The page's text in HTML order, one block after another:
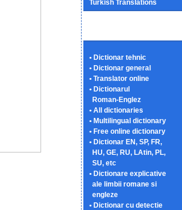
Turkish Translations
• Dictionar tehnic
• Dictionar general
• Translator online
• Dictionarul
Roman-Englez
• All dictionaries
• Multilingual dictionary
• Free online dictionary
• Dictionar EN, SP, FR,
HU, GE, RU, LAtin, PL,
SU, etc
• Dictionare explicative
ale limbii romane si
engleze
• Dictionar cu detectie